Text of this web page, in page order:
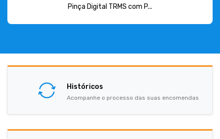
Pinça Digital TRMS com P...
Históricos
Acompanhe o processo das suas encomendas